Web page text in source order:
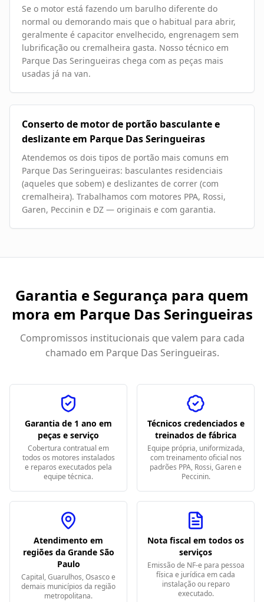
Se o motor está fazendo um barulho diferente do
normal ou demorando mais que o habitual para abrir,
geralmente é capacitor envelhecido, engrenagem sem
lubrificação ou cremalheira gasta. Nosso técnico em
Parque Das Seringueiras chega com as peças mais
usadas já na van.
Conserto de motor de portão basculante e
deslizante em Parque Das Seringueiras
Atendemos os dois tipos de portão mais comuns em
Parque Das Seringueiras: basculantes residenciais
(aqueles que sobem) e deslizantes de correr (com
cremalheira). Trabalhamos com motores PPA, Rossi,
Garen, Peccinin e DZ — originais e com garantia.
Garantia e Segurança para quem
mora em Parque Das Seringueiras
Compromissos institucionais que valem para cada
chamado em Parque Das Seringueiras.
Garantia de 1 ano em
peças e serviço
Cobertura contratual em
todos os motores instalados
e reparos executados pela
equipe técnica.
Técnicos credenciados e
treinados de fábrica
Equipe própria, uniformizada,
com treinamento oficial nos
padrões PPA, Rossi, Garen e
Peccinin.
Atendimento em
regiões da Grande São
Paulo
Capital, Guarulhos, Osasco e
demais municípios da região
metropolitana.
Nota fiscal em todos os
serviços
Emissão de NF-e para pessoa
física e jurídica em cada
instalação ou reparo
executado.